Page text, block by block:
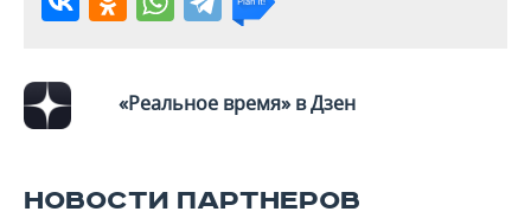
«Реальное время» в Дзен
НОВОСТИ ПАРТНЕРОВ